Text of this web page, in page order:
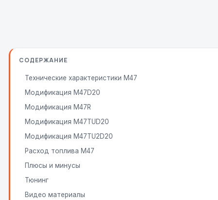
СОДЕРЖАНИЕ
Технические характеристики M47
Модификация M47D20
Модификация M47R
Модификация M47TUD20
Модификация M47TU2D20
Расход топлива M47
Плюсы и минусы
Тюнинг
Видео материалы